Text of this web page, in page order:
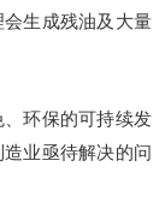
生成残油及大量
环保的可持续发
业亟待解决的问